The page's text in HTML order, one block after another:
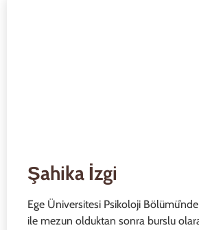
Şahika İzgi
Ege Üniversitesi Psikoloji
ile mezun olduktan sonra burslu